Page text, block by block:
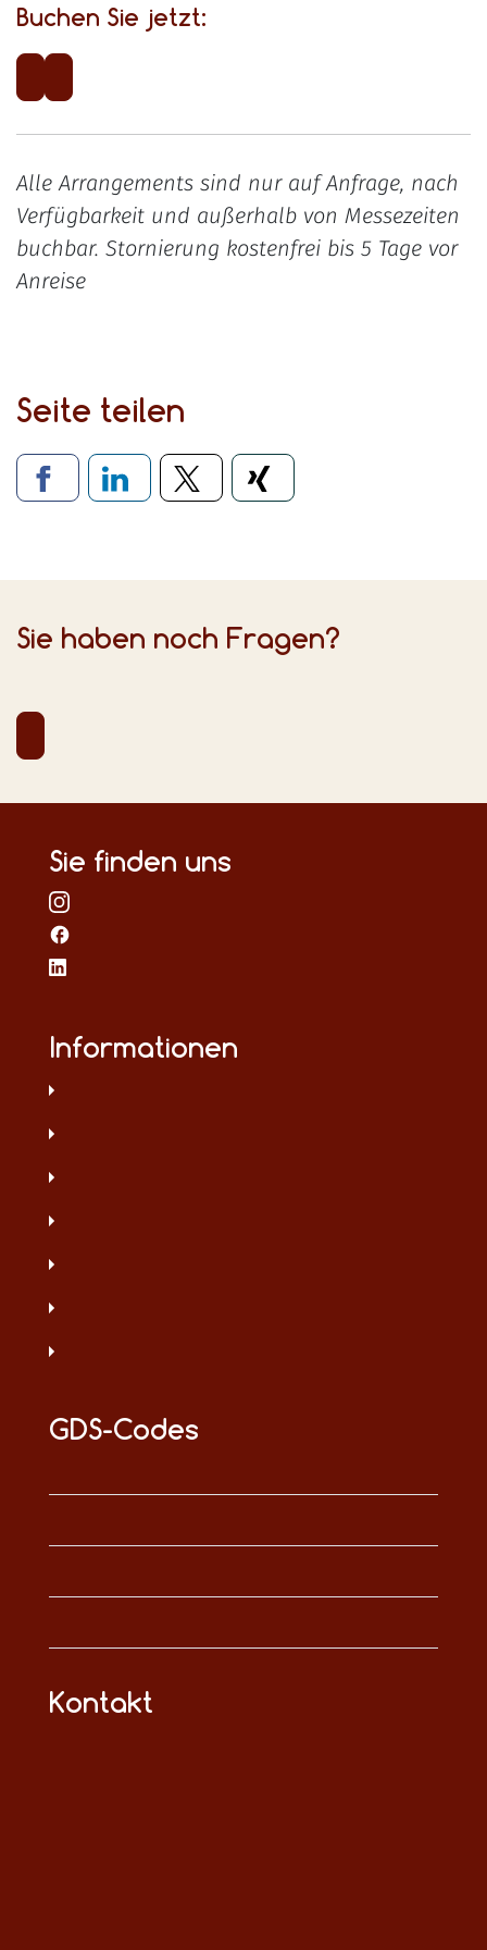
Buchen Sie jetzt:
Alle Arrangements sind nur auf Anfrage, nach
Verfügbarkeit und außerhalb von Messezeiten
buchbar. Stornierung kostenfrei bis 5 Tage vor
Anreise
Seite teilen
Verlinkung zu sozialen Medien
Sie haben noch Fragen?
Sie finden uns
Informationen
GDS-Codes
Kontakt